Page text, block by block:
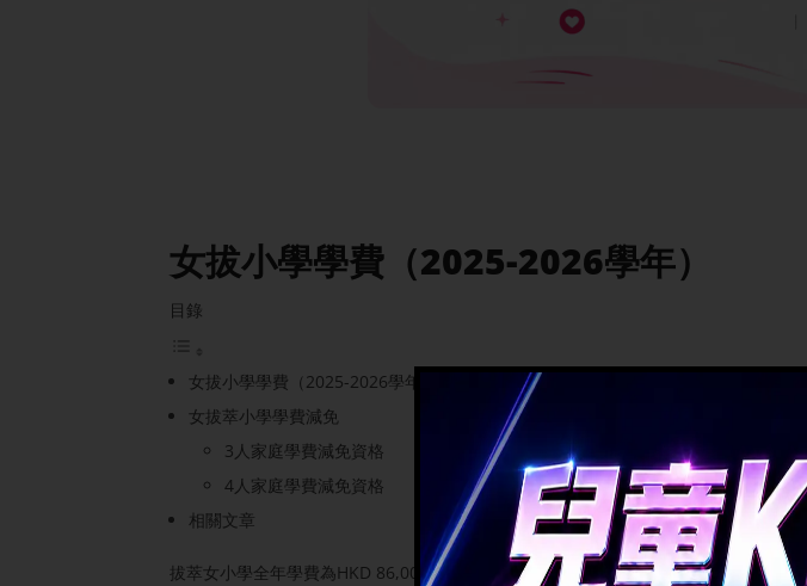
女拔小學學費（2025-2026學年）
目錄
女拔小學學費（2025-2026學年）
女拔萃小學學費減免
3人家庭學費減免資格
4人家庭學費減免資格
相關文章
拔萃女小學全年學費為HKD 86,000，較 2024/25 學年的 HKD 79,000 上調 8.9%。